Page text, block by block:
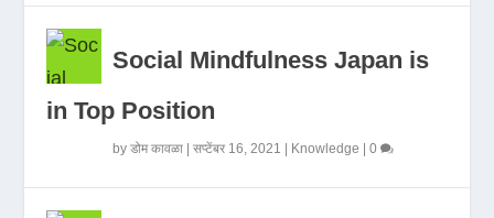
Social Mindfulness Japan is
in Top Position
byडोम कावळा |सप्टेंबर 16, 2021 Knowledge |0